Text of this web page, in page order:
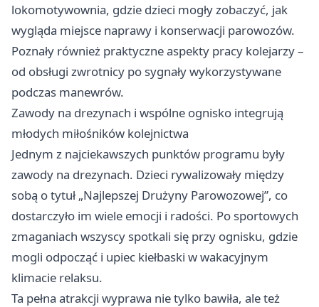
lokomotywownia, gdzie dzieci mogły zobaczyć, jak
wygląda miejsce naprawy i konserwacji parowozów.
Poznały również praktyczne aspekty pracy kolejarzy –
od obsługi zwrotnicy po sygnały wykorzystywane
podczas manewrów.
Zawody na drezynach i wspólne ognisko integrują
młodych miłośników kolejnictwa
Jednym z najciekawszych punktów programu były
zawody na drezynach. Dzieci rywalizowały między
sobą o tytuł „Najlepszej Drużyny Parowozowej”, co
dostarczyło im wiele emocji i radości. Po sportowych
zmaganiach wszyscy spotkali się przy ognisku, gdzie
mogli odpocząć i upiec kiełbaski w wakacyjnym
klimacie relaksu.
Ta pełna atrakcji wyprawa nie tylko bawiła, ale też